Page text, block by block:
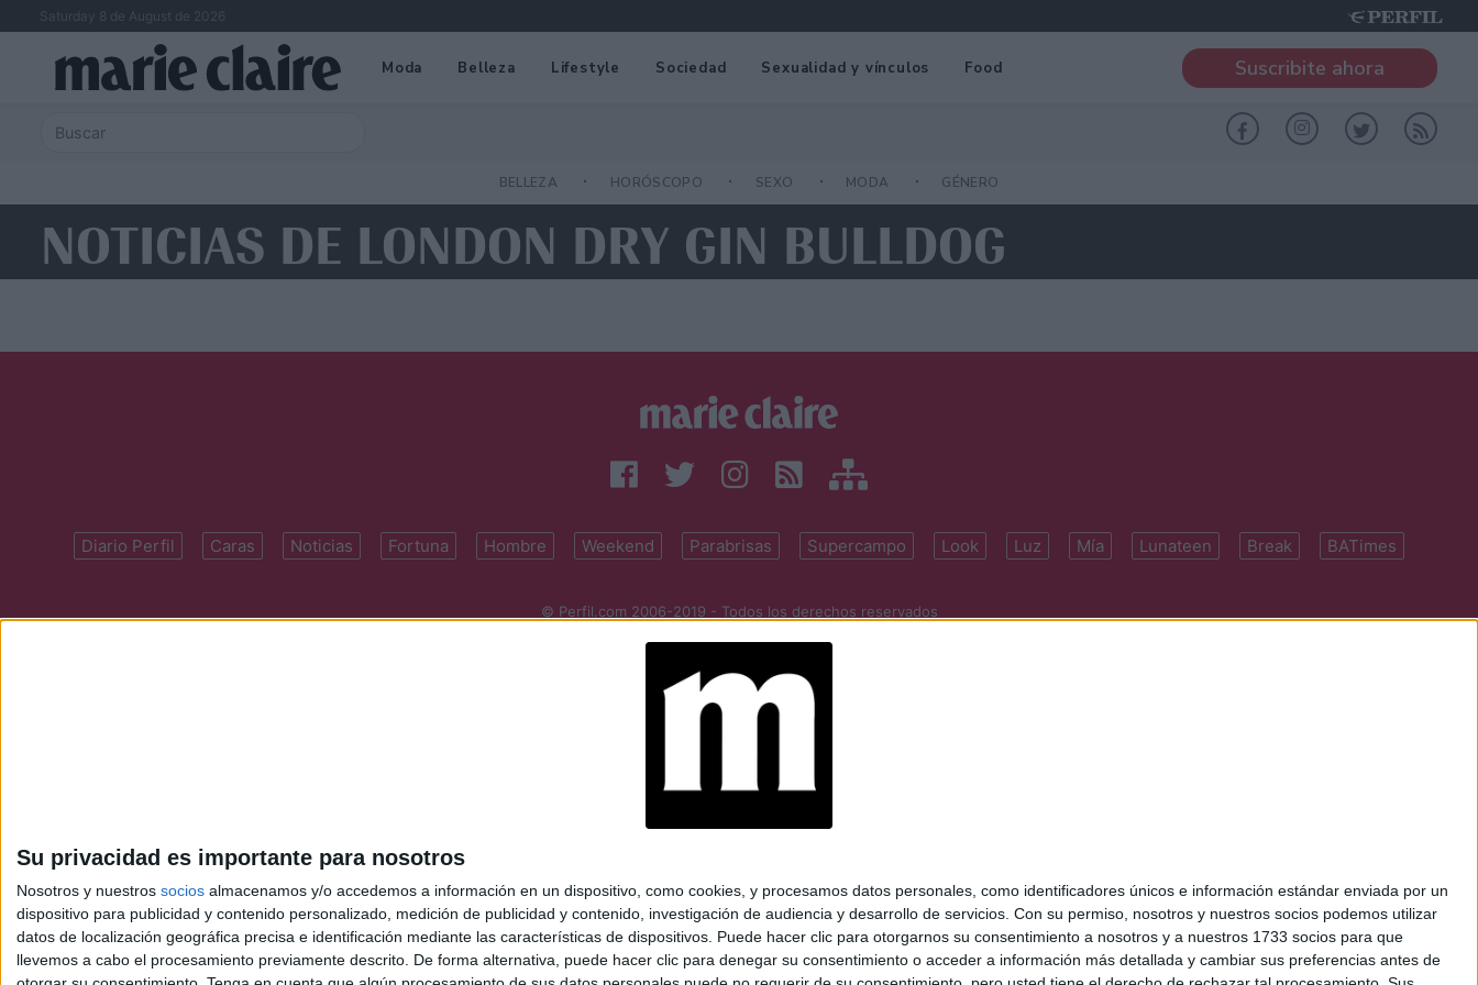
Su privacidad es importante para nosotros
Nosotros y nuestros socios almacenamos y/o accedemos a información en un dispositivo, como cookies, y procesamos datos personales, como identificadores únicos e información estándar enviada por un
dispositivo para publicidad y contenido personalizado, medición de publicidad y contenido, investigación de audiencia y desarrollo de servicios. Con su permiso, nosotros y nuestros socios podemos utilizar
datos de localización geográfica precisa e identificación mediante las características de dispositivos. Puede hacer clic para otorgarnos su consentimiento a nosotros y a nuestros 1733 socios para que
llevemos a cabo el procesamiento previamente descrito. De forma alternativa, puede hacer clic para denegar su consentimiento o acceder a información más detallada y cambiar sus preferencias antes de
Saturday 8 de August de 2026
Moda Belleza Lifestyle Sociedad Sexualidad y vínculos Food Suscribite ahora
BELLEZA HORÓSCOPO SEXO MODA GÉNERO
NOTICIAS DE LONDON DRY GIN BULLDOG
Diario Perfil Caras Noticias Fortuna Hombre Weekend Parabrisas Supercampo Look Luz Mía Lunateen Break BATimes
© Perfil.com 2006-2019 - Todos los derechos reservados
perfilcom@perfil.com| Propietario: Diario Perfil S.A.